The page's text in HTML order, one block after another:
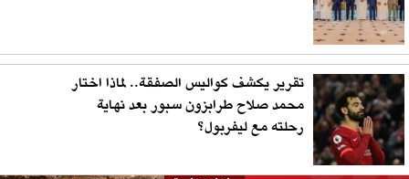
تقرير يكشف كواليس الصفقة.. لماذا اختار
محمد صلاح طرابزون سبور بعد نهاية
رحلته مع ليفربول؟